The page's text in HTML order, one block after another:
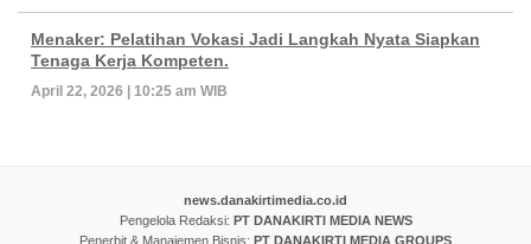
Menaker: Pelatihan Vokasi Jadi Langkah Nyata Siapkan
Tenaga Kerja Kompeten.
April 22, 2026 | 10:25 am WIB
news.danakirtimedia.co.id
Pengelola Redaksi: PT DANAKIRTI MEDIA NEWS
Penerbit & Manajemen Bisnis: PT DANAKIRTI MEDIA GROUPS